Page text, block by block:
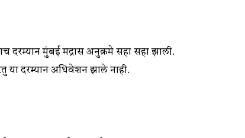
दरम्यान मुंबई मद्रास अनुक्रमे सहा सहा झाली.
या दरम्यान अधिवेशन झाले नाही.